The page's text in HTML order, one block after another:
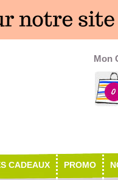
Mon
0
CADEAUX PROMO